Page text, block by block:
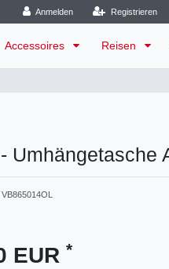
Anmelden Registrieren
Accessoires Reisen
Umhängetasche
VB865014OL
EUR *